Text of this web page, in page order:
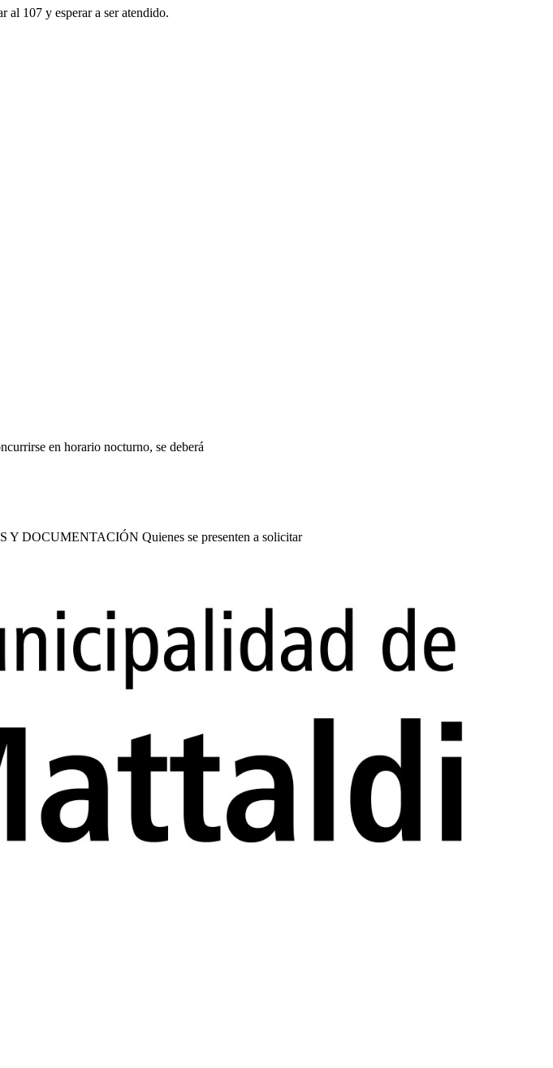
al 107 y esperar a ser atendido.
en horario nocturno, se deberá
Y DOCUMENTACIÓN Quienes se presenten a solicitar